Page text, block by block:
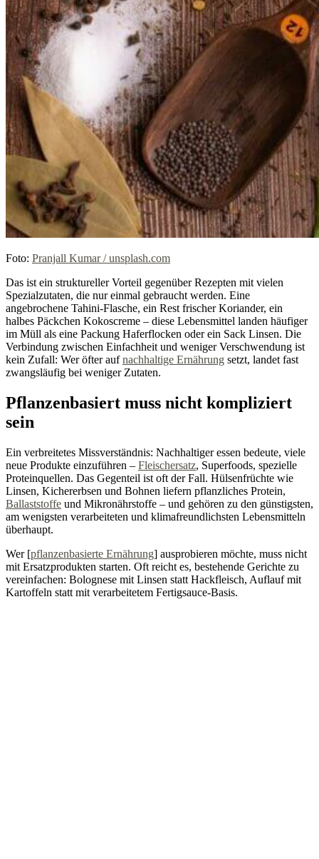
Foto: Pranjall Kumar / unsplash.com
Das ist ein struktureller Vorteil gegenüber Rezepten mit vielen
Spezialzutaten, die nur einmal gebraucht werden. Eine
angebrochene Tahini-Flasche, ein Rest frischer Koriander, ein
halbes Päckchen Kokoscreme – diese Lebensmittel landen häufiger
im Müll als eine Packung Haferflocken oder ein Sack Linsen. Die
Verbindung zwischen Einfachheit und weniger Verschwendung ist
kein Zufall: Wer öfter aufnachhaltige Ernährung setzt, landet fast
zwangsläufig bei weniger Zutaten.
Pflanzenbasiert muss nicht kompliziert
sein
Ein verbreitetes Missverständnis: Nachhaltiger essen bedeute, viele
neue Produkte einzuführen – Fleischersatz, Superfoods, spezielle
Proteinquellen. Das Gegenteil ist oft der Fall. Hülsenfrüchte wie
Linsen, Kichererbsen und Bohnen liefern pflanzliches Protein,
Ballaststoffe und Mikronährstoffe – und gehören zu den günstigsten,
am wenigsten verarbeiteten und klimafreundlichsten Lebensmitteln
überhaupt.
Wer [pflanzenbasierte Ernährung] ausprobieren möchte, muss nicht
mit Ersatzprodukten starten. Oft reicht es, bestehende Gerichte zu
vereinfachen: Bolognese mit Linsen statt Hackfleisch, Auflauf mit
Kartoffeln statt mit verarbeitetem Fertigsauce-Basis.